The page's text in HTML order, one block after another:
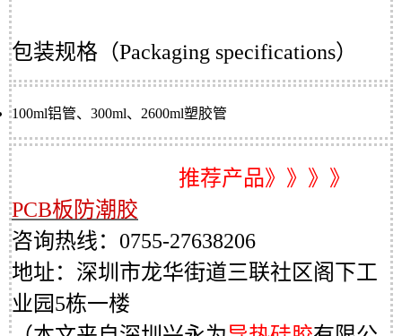
包装规格（Packaging specifications）
100ml铝管、300ml、2600ml塑胶管
推荐产品》》》》
PCB板防潮胶
咨询热线：0755-27638206
地址：深圳市龙华街道三联社区阁下工
业园5栋一楼